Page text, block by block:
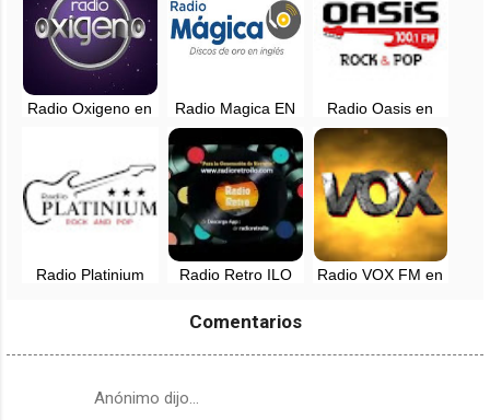
Radio Oxigeno en
Radio Magica EN
VIVO - 88.3 FM -
Lima, Perú
Radio Oasis en
vivo - 100.1 FM -
Lima, Perú
Radio Platinium
Radio Retro ILO
Radio VOX FM en
Comentarios
Anónimo dijo…